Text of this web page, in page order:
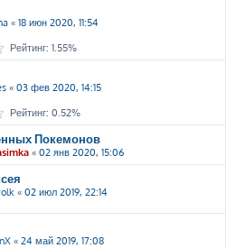
« 18 июн 2020, 11:54
Рейтинг: 1.55%
« 03 фев 2020, 14:15
Рейтинг: 0.52%
Покемонов
« 02 янв 2020, 15:06
« 02 июл 2019, 22:14
« 24 май 2019, 17:08